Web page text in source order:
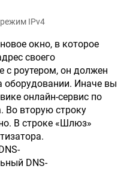
IPv4
окно, в которое
своего
с роутером, он должен
оборудовании. Иначе вы
онлайн-сервис по
Во вторую строку
В строке «Шлюз»
DNS-